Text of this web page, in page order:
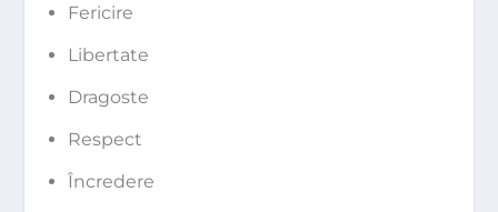
Fericire
Libertate
Dragoste
Respect
Încredere